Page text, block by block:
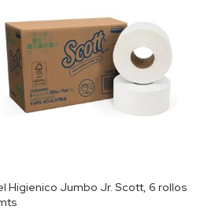
Higienico Jumbo Jr. Scott, 6 rollos